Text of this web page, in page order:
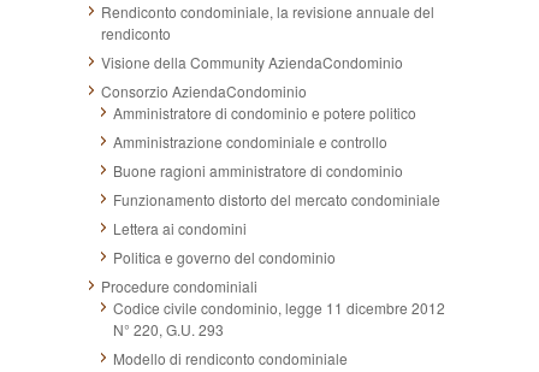
Rendiconto condominiale, la revisione annuale del
rendiconto
Visione della Community AziendaCondominio
Consorzio AziendaCondominio
Amministratore di condominio e potere politico
Amministrazione condominiale e controllo
Buone ragioni amministratore di condominio
Funzionamento distorto del mercato condominiale
Lettera ai condomini
Politica e governo del condominio
Procedure condominiali
Codice civile condominio, legge 11 dicembre 2012
N° 220, G.U. 293
Modello di rendiconto condominiale